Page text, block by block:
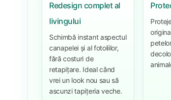
Redesign complet al
livingului
Schimbă instant aspectul
canapelei și al fotoliilor,
fără costuri de
retapițare. Ideal când
vrei un look nou sau să
ascunzi tapițeria veche.